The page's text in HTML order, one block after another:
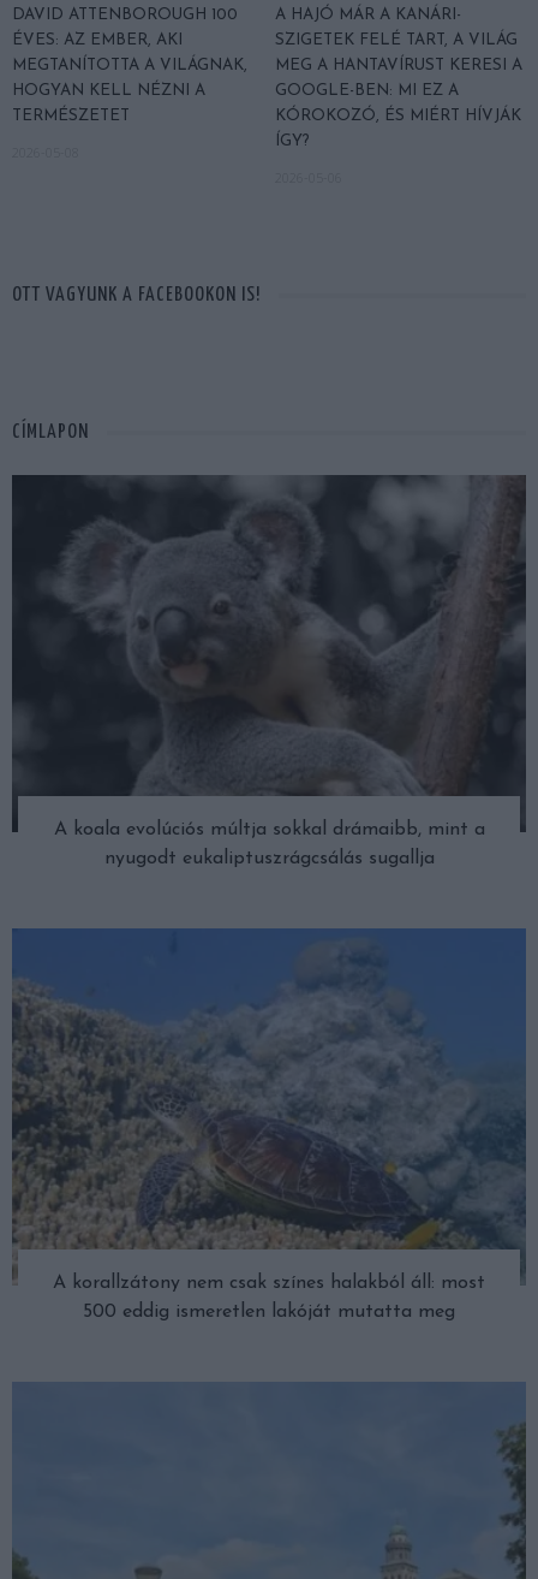
DAVID ATTENBOROUGH 100
ÉVES: AZ EMBER, AKI
MEGTANÍTOTTA A VILÁGNAK,
HOGYAN KELL NÉZNI A
TERMÉSZETET
A HAJÓ MÁR A KANÁRI-
SZIGETEK FELÉ TART, A VILÁG
MEG A HANTAVÍRUST KERESI A
GOOGLE-BEN: MI EZ A
KÓROKOZÓ, ÉS MIÉRT HÍVJÁK
ÍGY?
OTT VAGYUNK A FACEBOOKON IS!
CÍMLAPON
A koala evolúciós múltja sokkal drámaibb, mint a
nyugodt eukaliptuszrágcsálás sugallja
A korallzátony nem csak színes halakból áll: most
500 eddig ismeretlen lakóját mutatta meg